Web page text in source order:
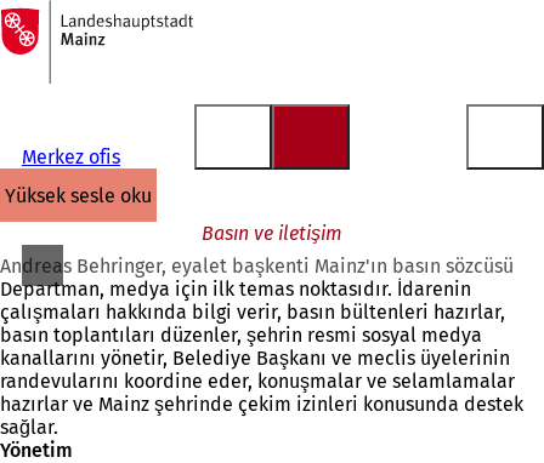
İçeriğe atla
Ana
sayfaya
Merkez ofis
yüksek sesle oku
Basın ve iletişim
Andreas Behringer, eyalet başkenti Mainz'ın basın sözcüsü
Departman, medya için ilk temas noktasıdır. İdarenin
çalışmaları hakkında bilgi verir, basın bültenleri hazırlar,
basın toplantıları düzenler, şehrin resmi sosyal medya
kanallarını yönetir, Belediye Başkanı ve meclis üyelerinin
randevularını koordine eder, konuşmalar ve selamlamalar
hazırlar ve Mainz şehrinde çekim izinleri konusunda destek
sağlar.
Yönetim